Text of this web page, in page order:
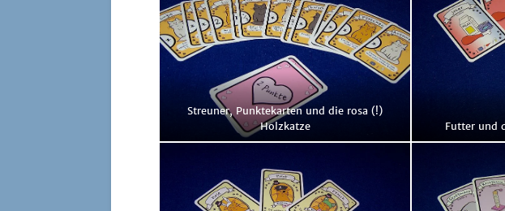
Streu­ner, Punk­te­kar­ten und die rosa (!)
Holzkatze
Fut­ter und